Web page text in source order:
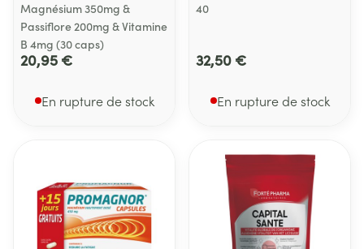
Magnésium 350mg &
Passiflore 200mg & Vitamine
B 4mg (30 caps)
20,95 €
En rupture de stock
40
32,50 €
En rupture de stock